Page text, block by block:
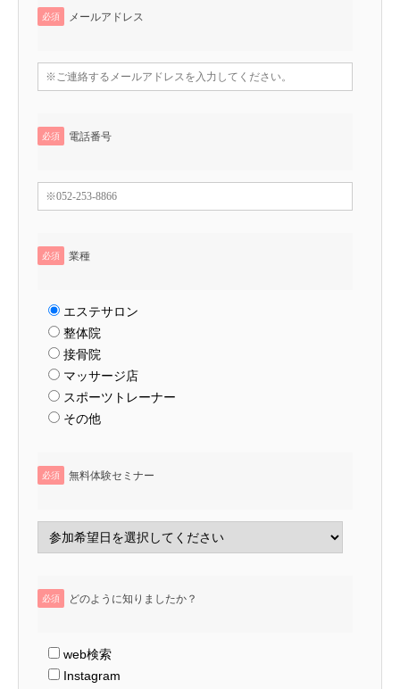
必須 メールアドレス
必須 電話番号
必須 業種
エステサロン
整体院
接骨院
マッサージ店
スポーツトレーナー
その他
必須 無料体験セミナー
必須 どのように知りましたか？
web検索
Instagram